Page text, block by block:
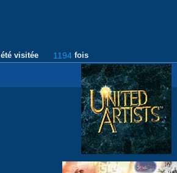
visitée 1194 fois